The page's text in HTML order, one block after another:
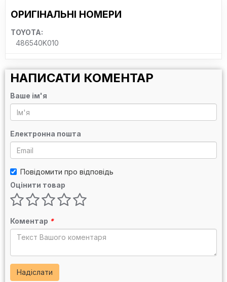
ОРИГІНАЛЬНІ НОМЕРИ
TOYOTA:
486540K010
НАПИСАТИ КОМЕНТАР
Ваше ім'я
Електронна пошта
Повідомити про відповідь
Оцінити товар
Коментар *
Надіслати